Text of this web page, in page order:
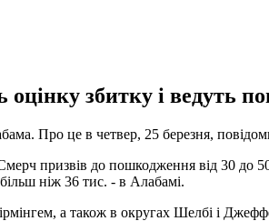
збитку і ведуть
Про це в четвер, 25 березня,
призвів до пошкодження від 30 до 50
ніж 36 тис. - в Алабамі.
а також в округах Шелбі і